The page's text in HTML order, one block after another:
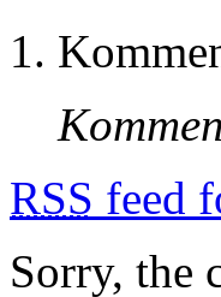
RSS feed
Sorry, the